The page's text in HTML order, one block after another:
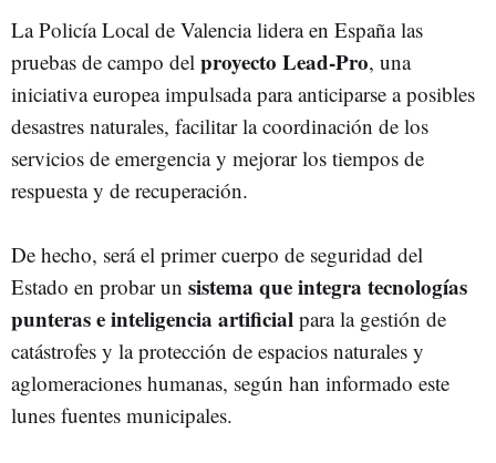
La Policía Local de Valencia lidera en España las
pruebas de campo del proyecto Lead-Pro, una
iniciativa europea impulsada para anticiparse a posibles
desastres naturales, facilitar la coordinación de los
servicios de emergencia y mejorar los tiempos de
respuesta y de recuperación.
De hecho, será el primer cuerpo de seguridad del
Estado en probar un sistema que integra tecnologías
punteras e inteligencia artificial para la gestión de
catástrofes y la protección de espacios naturales y
aglomeraciones humanas, según han informado este
lunes fuentes municipales.